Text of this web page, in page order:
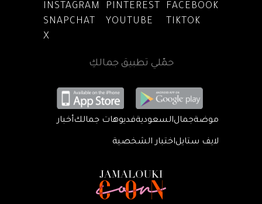
INSTAGRAM PINTEREST
FACEBOOK
SNAPCHAT
YOUTUBE
TIKTOK
X
حمّلي تطبيق جمالكِ
موضةجمالالسعوديةفديوهات جمالكأخبار
لايف ستايلاختبار الشخصية